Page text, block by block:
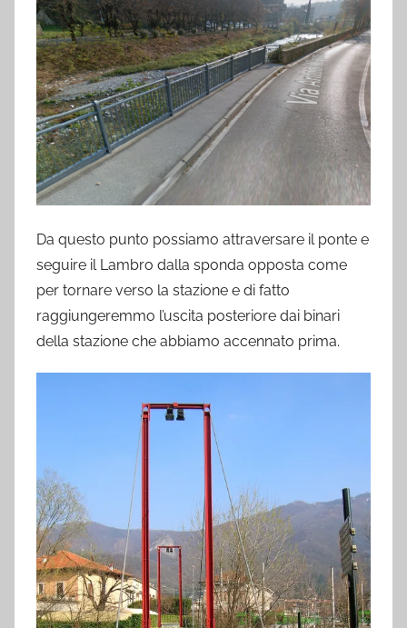
Da questo punto possiamo attraversare il ponte e
seguire il Lambro dalla sponda opposta come
per tornare verso la stazione e di fatto
raggiungeremmo l’uscita posteriore dai binari
della stazione che abbiamo accennato prima.